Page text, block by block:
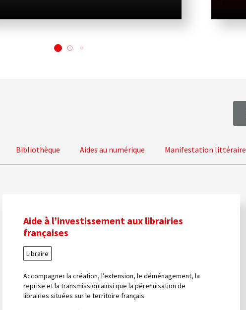
Bibliothèque Aides au numérique Manifestation littéraire
Aide à l’investissement aux librairies
françaises
Libraire
Accompagner la création, l’extension, le déménagement, la
reprise et la transmission ainsi que la pérennisation de
librairies situées sur le territoire français